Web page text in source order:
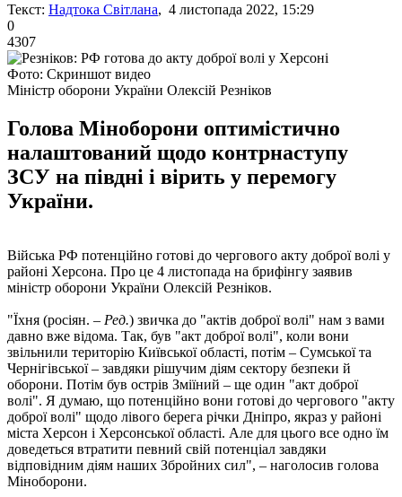
Текст: Надтока Світлана, 4 листопада 2022, 15:29
0
4307
Фото: Скриншот видео
Міністр оборони України Олексій Резніков
Голова Міноборони оптимістично
налаштований щодо контрнаступу
ЗСУ на півдні і вірить у перемогу
України.
Війська РФ потенційно готові до чергового акту доброї волі у
районі Херсона. Про це 4 листопада на брифінгу заявив
міністр оборони України Олексій Резніков.
"Їхня (росіян. – Ред.) звичка до "актів доброї волі" нам з вами
давно вже відома. Так, був "акт доброї волі", коли вони
звільнили територію Київської області, потім – Сумської та
Чернігівської – завдяки рішучим діям сектору безпеки й
оборони. Потім був острів Зміїний – ще один "акт доброї
волі". Я думаю, що потенційно вони готові до чергового "акту
доброї волі" щодо лівого берега річки Дніпро, якраз у районі
міста Херсон і Херсонської області. Але для цього все одно їм
доведеться втратити певний свій потенціал завдяки
відповідним діям наших Збройних сил", – наголосив голова
Міноборони.